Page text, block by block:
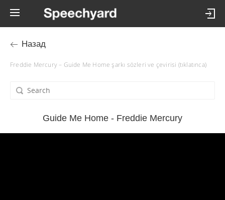
Назад
Freddie Mercury – Guide Me Home şarkı sözleri ve çevirisi (tıklatınca)
Guide Me Home - Freddie Mercury